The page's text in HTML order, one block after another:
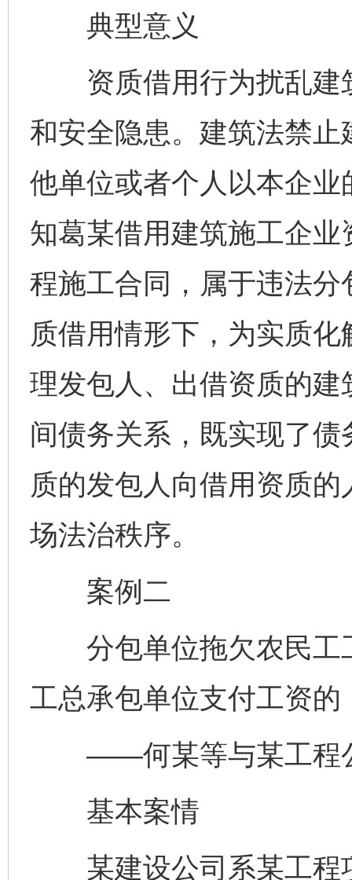
典型意义
资质借用行为扰乱建
和安全隐患。建筑法禁
他单位或者个人以本企
知葛某借用建筑施工企
程施工合同，属于违法
质借用情形下，为实质
理发包人、出借资质的
间债务关系，既实现了
质的发包人向借用资质
场法治秩序。
案例二
分包单位拖欠农民工
工总承包单位支付工资的
——何某等与某工程公
基本案情
某建设公司系某工程